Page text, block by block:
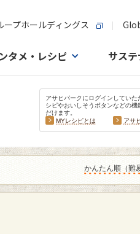
ープホールディングス
タメ・レシピ サス
アサヒパークにログインしていた
シピやおいしそうボタンなどの機
だけます。
MYレシピとは
アサ
かんたん順（難